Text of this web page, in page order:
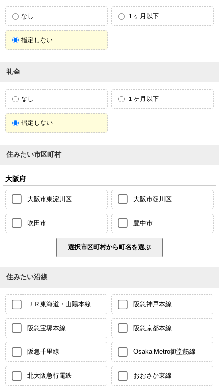
なし １ヶ月以下
指定しない
礼金
なし １ヶ月以下
指定しない
住みたい市区町村
大阪府
大阪市東淀川区 大阪市淀川区
吹田市 豊中市
住みたい沿線
ＪＲ東海道・山陽本線 阪急神戸本線
阪急宝塚本線 阪急京都本線
阪急千里線 Osaka Metro御堂筋線
北大阪急行電鉄 おおさか東線